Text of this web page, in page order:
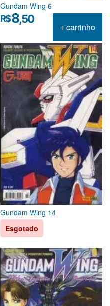
Gundam Wing 6
R$8,50
+ carrinho
Gundam Wing 14
Esgotado